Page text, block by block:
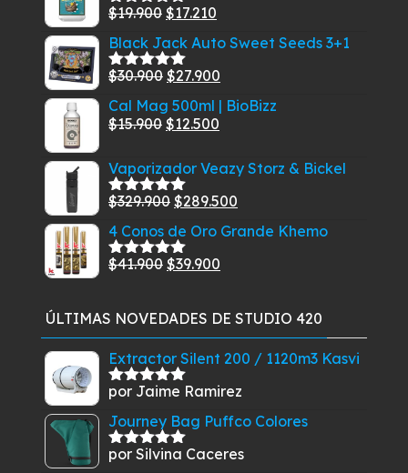
Valorado
5
$19.900 El
precio
original
era:
$19.900.
$17.210
precio
es:
$17.210.
Black Jack Auto Sweet Seeds 3+1
Valorado
5
$30.900 El
precio
original
$30.900.
$27.900
precio
actual
$27.900.
Cal Mag 500ml | BioBizz
$15.900 El
original
era:
$15.900.
$12.500
actual
$12.500.
Vaporizador Veazy Storz & Bickel
Valorado
5
$329.900 El
precio
original
era:
$289.500
precio
4 Conos de Oro Grande Khemo
Valorado
$41.900 El
$41.900.
$39.900
$39.900.
ÚLTIMAS NOVEDADES DE STUDIO 420
Extractor Silent 200 / 1120m3 Kasvi
Valorado
por Jaime Ramirez
Journey Bag Puffco Colores
Valorado
por Silvina Caceres